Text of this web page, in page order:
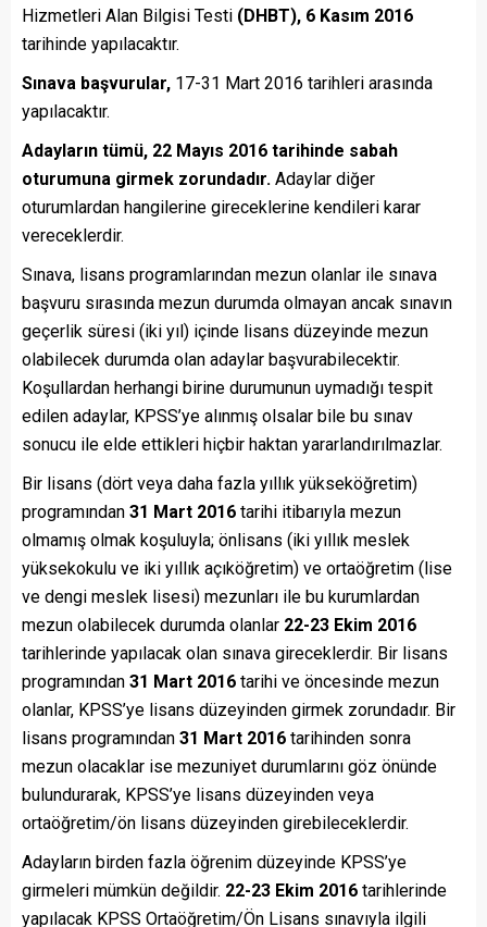
Hizmetleri Alan Bilgisi Testi (DHBT), 6 Kasım 2016
tarihinde yapılacaktır.
Sınava başvurular, 17-31 Mart 2016 tarihleri arasında
yapılacaktır.
Adayların tümü, 22 Mayıs 2016 tarihinde sabah
oturumuna girmek zorundadır. Adaylar diğer
oturumlardan hangilerine gireceklerine kendileri karar
vereceklerdir.
Sınava, lisans programlarından mezun olanlar ile sınava
başvuru sırasında mezun durumda olmayan ancak sınavın
geçerlik süresi (iki yıl) içinde lisans düzeyinde mezun
olabilecek durumda olan adaylar başvurabilecektir.
Koşullardan herhangi birine durumunun uymadığı tespit
edilen adaylar, KPSS’ye alınmış olsalar bile bu sınav
sonucu ile elde ettikleri hiçbir haktan yararlandırılmazlar.
Bir lisans (dört veya daha fazla yıllık yükseköğretim)
programından 31 Mart 2016 tarihi itibarıyla mezun
olmamış olmak koşuluyla; önlisans (iki yıllık meslek
yüksekokulu ve iki yıllık açıköğretim) ve ortaöğretim (lise
ve dengi meslek lisesi) mezunları ile bu kurumlardan
mezun olabilecek durumda olanlar 22-23 Ekim 2016
tarihlerinde yapılacak olan sınava gireceklerdir. Bir lisans
programından 31 Mart 2016 tarihi ve öncesinde mezun
olanlar, KPSS’ye lisans düzeyinden girmek zorundadır. Bir
lisans programından 31 Mart 2016 tarihinden sonra
mezun olacaklar ise mezuniyet durumlarını göz önünde
bulundurarak, KPSS’ye lisans düzeyinden veya
ortaöğretim/ön lisans düzeyinden girebileceklerdir.
Adayların birden fazla öğrenim düzeyinde KPSS’ye
girmeleri mümkün değildir. 22-23 Ekim 2016 tarihlerinde
yapılacak KPSS Ortaöğretim/Ön Lisans sınavıyla ilgili